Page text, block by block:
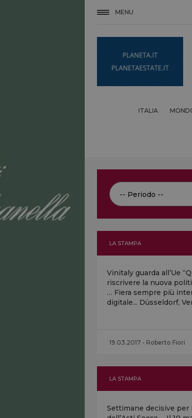
MENU
ITALIA
LA STAMPA
Vinitaly guarda all’Ue
riscrivere la nuova
… Fiera sempre più
digitale... Düsseldorf,
19.03.2017 - Roberto Fiori
LA STAMPA
Settimane decisive per